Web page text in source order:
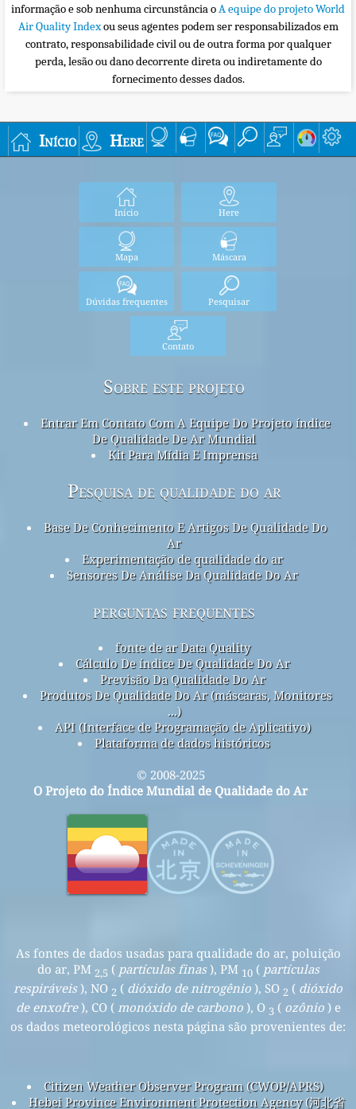
informação e sob nenhuma circunstância oA equipe do projeto World
Air Quality Indexou seus agentes podem ser responsabilizados em
contrato, responsabilidade civil ou de outra forma por qualquer
perda, lesão ou dano decorrente direta ou indiretamente do
fornecimento desses dados.
Início Here
Início Here
Mapa Máscara
Dúvidas frequentes Pesquisar
Contato
Sobre este projeto
Entrar Em Contato Com A Equipe Do Projeto índice
De Qualidade De Ar Mundial
Kit Para Mídia E Imprensa
Pesquisa de qualidade do ar
Base De Conhecimento E Artigos De Qualidade Do
Ar
Experimentação de qualidade do ar
Sensores De Análise Da Qualidade Do Ar
perguntas frequentes
fonte de ar Data Quality
Cálculo De índice De Qualidade Do Ar
Previsão Da Qualidade Do Ar
Produtos De Qualidade Do Ar (máscaras, Monitores
...)
API (Interface de Programação de Aplicativo)
Plataforma de dados históricos
© 2008-2025
O Projeto do Índice Mundial de Qualidade do Ar
As fontes de dados usadas para qualidade do ar, poluição
do ar, PM 2,5 ( partículas finas), PM 10( partículas
respiráveis), NO 2 ( dióxido de nitrogênio ), SO 2 ( dióxido
de enxofre), CO ( monóxido de carbono), O 3 ( ozônio) e
os dados meteorológicos nesta página são provenientes de:
Citizen Weather Observer Program (CWOP/APRS)
Hebei Province Environment Protection Agency (河北省